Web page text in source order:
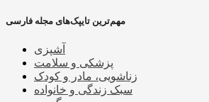
مهم‌ترین تایپک‌های مجله فارسی
آشپزی
پزشکی و سلامت
زناشویی، مادر و کودک
سبک زندگی و خانواده